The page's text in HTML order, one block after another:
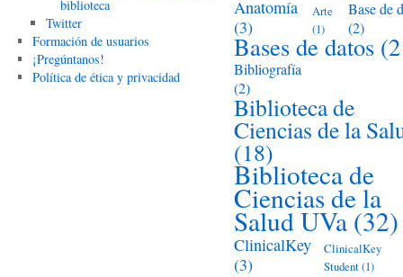
biblioteca
Twitter
Formación de usuarios
¡Pregúntanos!
Política de ética y privacidad
Anatomía
(3)
Arte
(1)
Base de
(2)
Bases de datos
Bibliografía
(2)
Biblioteca de
Ciencias de la
(18)
Biblioteca de
Ciencias de la
Salud UVa (32)
ClinicalKey
(3)
ClinicalKey
Student(1)